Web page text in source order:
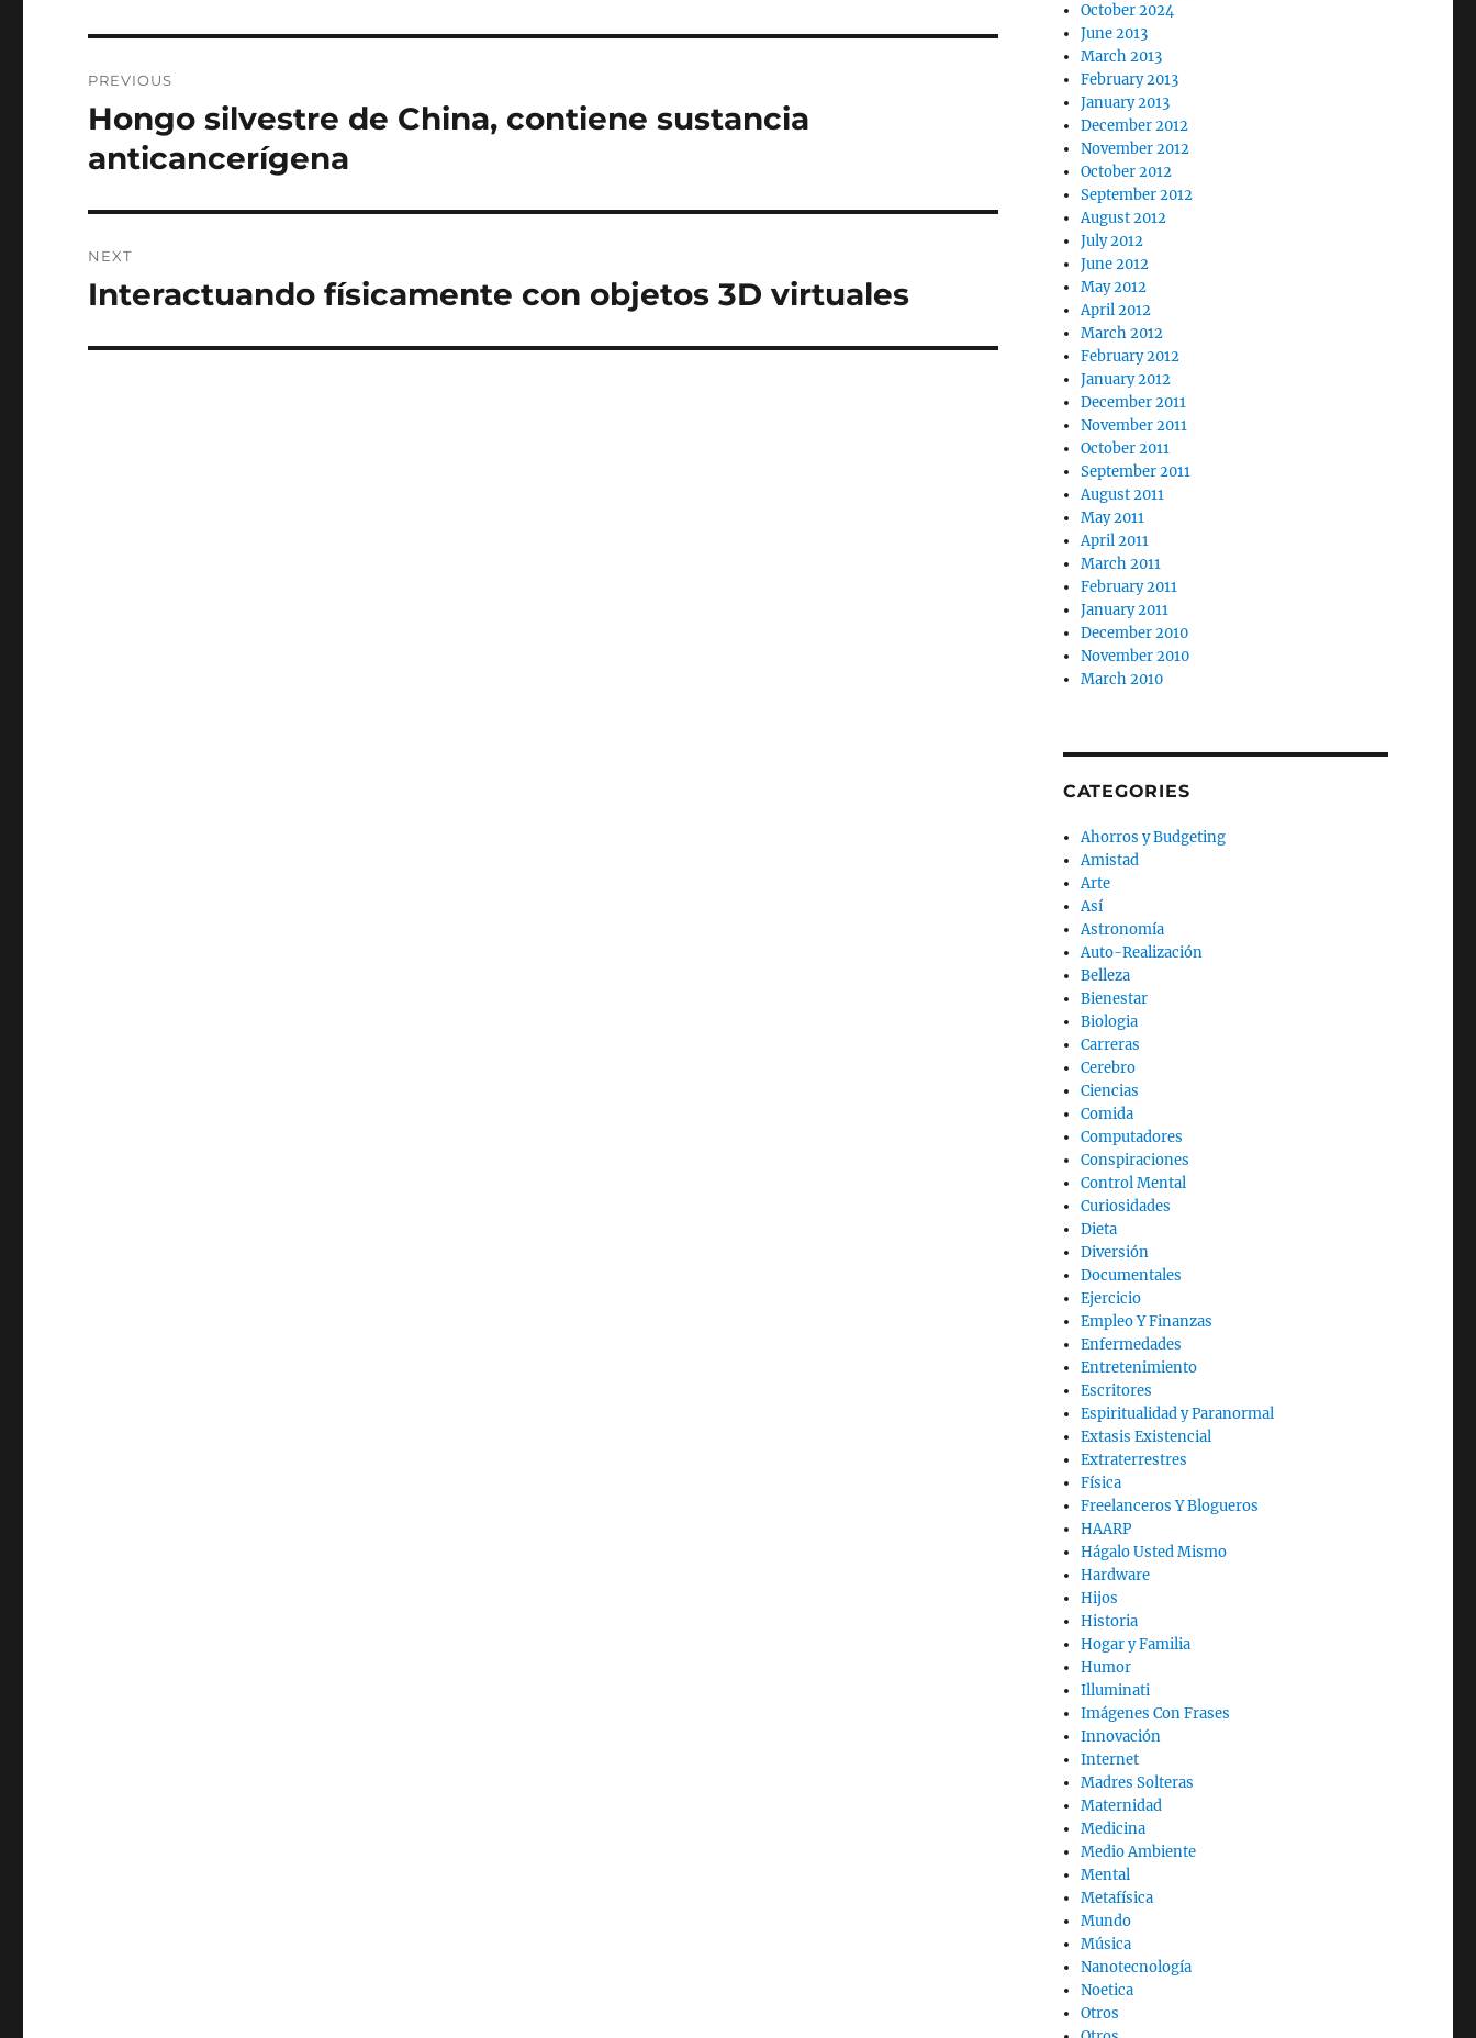
navigation
PREVIOUS
Previous
post:
Hongo silvestre de China, contiene sustancia
anticancerígena
NEXT
Next
Interactuando físicamente con objetos 3D virtuales
October 2024
June 2013
March 2013
February 2013
January 2013
December 2012
November 2012
October 2012
September 2012
August 2012
July 2012
June 2012
May 2012
April 2012
March 2012
February 2012
January 2012
December 2011
November 2011
October 2011
September 2011
August 2011
May 2011
April 2011
March 2011
February 2011
January 2011
December 2010
November 2010
March 2010
CATEGORIES
Ahorros y Budgeting
Amistad
Arte
Así
Astronomía
Auto-Realización
Belleza
Bienestar
Biologia
Carreras
Cerebro
Ciencias
Comida
Computadores
Conspiraciones
Control Mental
Curiosidades
Dieta
Diversión
Documentales
Ejercicio
Empleo Y Finanzas
Enfermedades
Entretenimiento
Escritores
Espiritualidad y Paranormal
Extasis Existencial
Extraterrestres
Física
Freelanceros Y Blogueros
HAARP
Hágalo Usted Mismo
Hardware
Hijos
Historia
Hogar y Familia
Humor
Illuminati
Imágenes Con Frases
Innovación
Internet
Madres Solteras
Maternidad
Medicina
Medio Ambiente
Mental
Metafísica
Mundo
Música
Nanotecnología
Noetica
Otros